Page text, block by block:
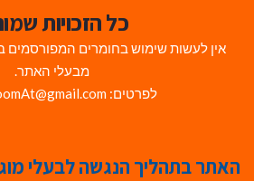
כל הזכויות
אין לעשות שימוש בחומרים
מבעלי האתר.
לפרטים: Avihai.ZoomAt@gmail.com
האתר בתהליך הנגשה לבעלי